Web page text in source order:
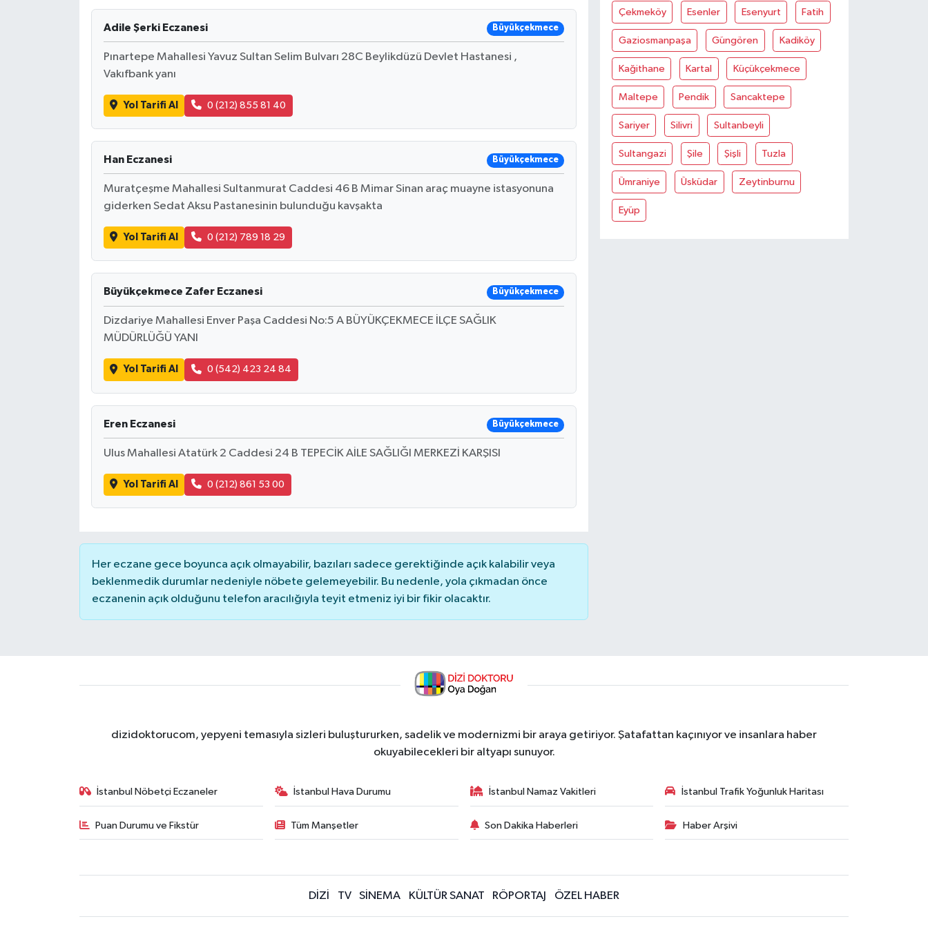
Adile Şerki Eczanesi Büyükçekmece
Pınartepe Mahallesi Yavuz Sultan Selim Bulvarı 28C Beylikdüzü Devlet Hastanesi ,
Vakıfbank yanı
Yol Tarifi Al 0 (212) 855 81 40
Han Eczanesi Büyükçekmece
Muratçeşme Mahallesi Sultanmurat Caddesi 46 B Mimar Sinan araç muayne istasyonuna
giderken Sedat Aksu Pastanesinin bulunduğu kavşakta
Yol Tarifi Al 0 (212) 789 18 29
Büyükçekmece Zafer Eczanesi Büyükçekmece
Dizdariye Mahallesi Enver Paşa Caddesi No:5 A BÜYÜKÇEKMECE İLÇE SAĞLIK
MÜDÜRLÜĞÜ YANI
Yol Tarifi Al 0 (542) 423 24 84
Eren Eczanesi Büyükçekmece
Ulus Mahallesi Atatürk 2 Caddesi 24 B TEPECİK AİLE SAĞLIĞI MERKEZİ KARŞISI
Yol Tarifi Al 0 (212) 861 53 00
Her eczane gece boyunca açık olmayabilir, bazıları sadece gerektiğinde açık kalabilir veya
beklenmedik durumlar nedeniyle nöbete gelemeyebilir. Bu nedenle, yola çıkmadan önce
eczanenin açık olduğunu telefon aracılığıyla teyit etmeniz iyi bir fikir olacaktır.
Çekmeköy Esenler Esenyurt Fatih
Gaziosmanpaşa Güngören Kadiköy
Kağithane Kartal Küçükçekmece
Maltepe Pendik Sancaktepe
Sariyer Silivri Sultanbeyli
Sultangazi Şile Şişli Tuzla
Ümraniye Üsküdar Zeytinburnu
Eyüp
dizidoktorucom, yepyeni temasıyla sizleri buluştururken, sadelik ve modernizmi bir araya getiriyor. Şatafattan kaçınıyor ve insanlara haber
okuyabilecekleri bir altyapı sunuyor.
İstanbul Nöbetçi Eczaneler İstanbul Hava Durumu İstanbul Namaz Vakitleri İstanbul Trafik Yoğunluk Haritası
Puan Durumu ve Fikstür Tüm Manşetler Son Dakika Haberleri Haber Arşivi
DİZİ TV SİNEMA KÜLTÜR SANAT RÖPORTAJ ÖZEL HABER